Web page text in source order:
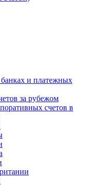
и платежных
за рубежом
счетов в